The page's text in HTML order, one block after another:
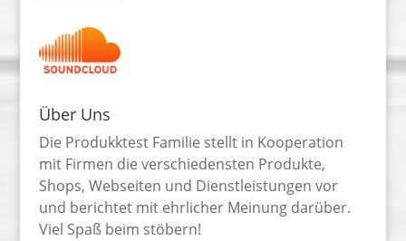
Über Uns
Die Produkktest Familie stellt in Kooperation
mit Firmen die verschiedensten Produkte,
Shops, Webseiten und Dienstleistungen vor
und berichtet mit ehrlicher Meinung darüber.
Viel Spaß beim stöbern!